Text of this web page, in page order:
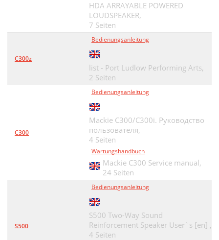
HDA ARRAYABLE POWERED
LOUDSPEAKER,
7 Seiten
C300z
Bedienungsanleitung
list - Port Ludlow Performing Arts,
2 Seiten
C300
Bedienungsanleitung
Mackie С300/С300i. Руководство
пользователя,
4 Seiten
Wartungshandbuch
Mackie C300 Service manual,
24 Seiten
S500
Bedienungsanleitung
S500 Two-Way Sound
Reinforcement Speaker User`s [en] ,
4 Seiten